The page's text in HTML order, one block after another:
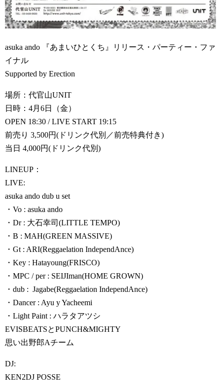
asuka ando 『あまいひとくち』リリース・パーティー・ファ
イナル
Supported by Erection
場所：代官山UNIT
日時：4月6日（金）
OPEN 18:30 / LIVE START 19:15
前売り 3,500円(ドリンク代別／前売特典付き)
当日 4,000円(ドリンク代別)
LINEUP：
LIVE:
asuka ando dub u set
・Vo : asuka ando
・Dr : 大石幸司(LITTLE TEMPO)
・B : MAH(GREEN MASSIVE)
・Gt : ARI(Reggaelation IndependAnce)
・Key : Hatayoung(FRISCO)
・MPC / per : SEIJIman(HOME GROWN)
・dub : Jagabe(Reggaelation IndependAnce)
・Dancer : Ayu y Yacheemi
・Light Paint : ハラタアツシ
EVISBEATSとPUNCH&MIGHTY
思い出野郎Aチーム
DJ:
KEN2DJ POSSE